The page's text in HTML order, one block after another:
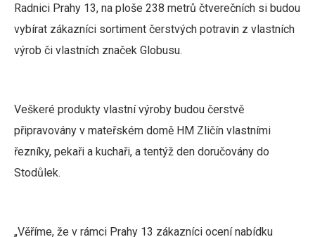
Radnici Prahy 13, na ploše 238 metrů čtverečních si budou
vybírat zákazníci sortiment čerstvých potravin z vlastních
výrob či vlastních značek Globusu.
Veškeré produkty vlastní výroby budou čerstvě
připravovány v mateřském domě HM Zličín vlastními
řezníky, pekaři a kuchaři, a tentýž den doručovány do
Stodůlek.
„Věříme, že v rámci Prahy 13 zákazníci ocení nabídku